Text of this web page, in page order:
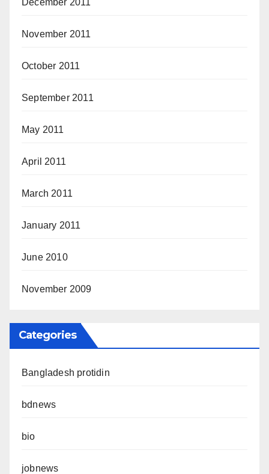
December 2011
November 2011
October 2011
September 2011
May 2011
April 2011
March 2011
January 2011
June 2010
November 2009
Categories
Bangladesh protidin
bdnews
bio
jobnews